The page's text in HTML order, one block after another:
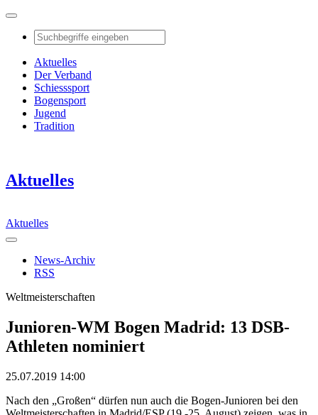
Aktuelles
Der Verband
Schiesssport
Bogensport
Jugend
Tradition
Aktuelles
Aktuelles
News-Archiv
RSS
Weltmeisterschaften
Junioren-WM Bogen Madrid: 13 DSB-
Athleten nominiert
25.07.2019 14:00
Nach den „Großen“ dürfen nun auch die Bogen-Junioren bei den